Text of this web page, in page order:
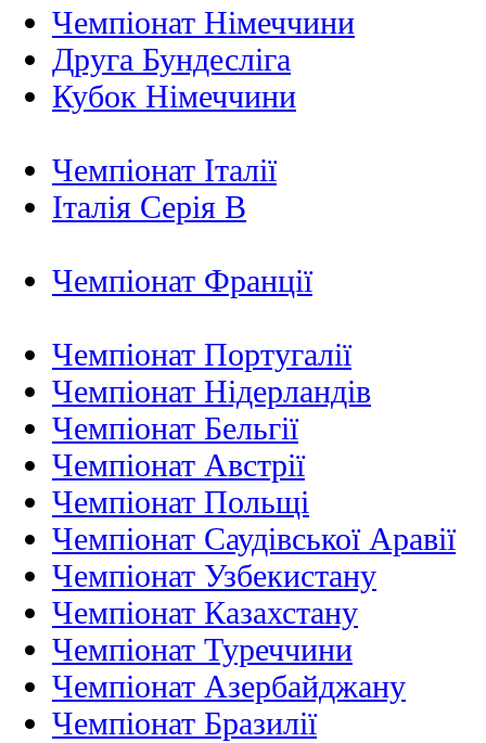
Чемпіонат Німеччини
Друга Бундесліга
Кубок Німеччини
Чемпіонат Італії
Італія Серія B
Чемпіонат Франції
Чемпіонат Португалії
Чемпіонат Нідерландiв
Чемпіонат Бельгії
Чемпіонат Австрії
Чемпіонат Польщі
Чемпіонат Саудівської Аравії
Чемпіонат Узбекистану
Чемпіонат Казахстану
Чемпіонат Туреччини
Чемпіонат Азербайджану
Чемпіонат Бразилії